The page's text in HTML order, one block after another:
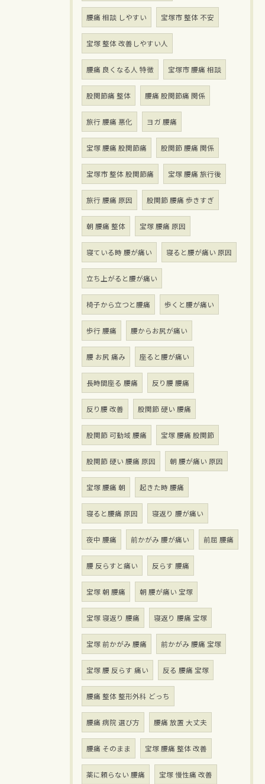
腰痛 相談 しやすい 宝塚市 整体 不安
宝塚 整体 改善しやすい人
腰痛 良くなる人 特徴 宝塚市 腰痛 相談
股関節痛 整体 腰痛 股関節痛 関係
旅行 腰痛 悪化 ヨガ 腰痛
宝塚 腰痛 股関節痛 股関節 腰痛 関係
宝塚市 整体 股関節痛 宝塚 腰痛 旅行後
旅行 腰痛 原因 股関節 腰痛 歩きすぎ
朝 腰痛 整体 宝塚 腰痛 原因
寝ている時 腰が痛い 寝ると腰が痛い 原因
立ち上がると腰が痛い
椅子から立つと腰痛 歩くと腰が痛い
歩行 腰痛 腰からお尻が痛い
腰 お尻 痛み 座ると腰が痛い
長時間座る 腰痛 反り腰 腰痛
反り腰 改善 股関節 硬い 腰痛
股関節 可動域 腰痛 宝塚 腰痛 股関節
股関節 硬い 腰痛 原因 朝 腰が痛い 原因
宝塚 腰痛 朝 起きた時 腰痛
寝ると腰痛 原因 寝返り 腰が痛い
夜中 腰痛 前かがみ 腰が痛い 前屈 腰痛
腰 反らすと痛い 反らす 腰痛
宝塚 朝 腰痛 朝 腰が痛い 宝塚
宝塚 寝返り 腰痛 寝返り 腰痛 宝塚
宝塚 前かがみ 腰痛 前かがみ 腰痛 宝塚
宝塚 腰 反らす 痛い 反る 腰痛 宝塚
腰痛 整体 整形外科 どっち
腰痛 病院 選び方 腰痛 放置 大丈夫
腰痛 そのまま 宝塚 腰痛 整体 改善
薬に頼らない 腰痛 宝塚 慢性痛 改善